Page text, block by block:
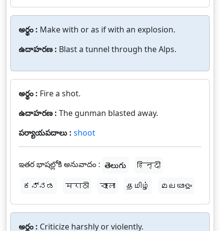
అర్థం : Make with or as if with an explosion.
ఉదాహరణ : Blast a tunnel through the Alps.
అర్థం : Fire a shot.
ఉదాహరణ : The gunman blasted away.
పర్యాయపదాలు : shoot
ఇతర భాషల్లోకి అనువాదం : తెలుగు
हिन्दी
ಕನ್ನಡ
मराठी বাংলা தமிழ் മലയാളം
అర్థం : Criticize harshly or violently.